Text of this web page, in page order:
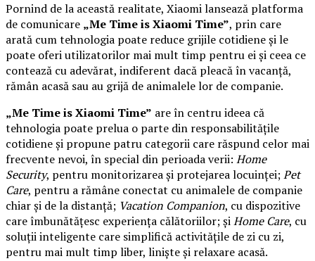
Pornind de la această realitate, Xiaomi lansează platforma
de comunicare „Me Time is Xiaomi Time”, prin care
arată cum tehnologia poate reduce grijile cotidiene și le
poate oferi utilizatorilor mai mult timp pentru ei și ceea ce
contează cu adevărat, indiferent dacă pleacă în vacanță,
rămân acasă sau au grijă de animalele lor de companie.
„Me Time is Xiaomi Time” are în centru ideea că
tehnologia poate prelua o parte din responsabilitățile
cotidiene și propune patru categorii care răspund celor mai
frecvente nevoi, în special din perioada verii: Home
Security, pentru monitorizarea și protejarea locuinței;Pet
Care, pentru a rămâne conectat cu animalele de companie
chiar și de la distanță; Vacation Companion, cu dispozitive
care îmbunătățesc experiența călătoriilor; șiHome Care, cu
soluții inteligente care simplifică activitățile de zi cu zi,
pentru mai mult timp liber, liniște și relaxare acasă.